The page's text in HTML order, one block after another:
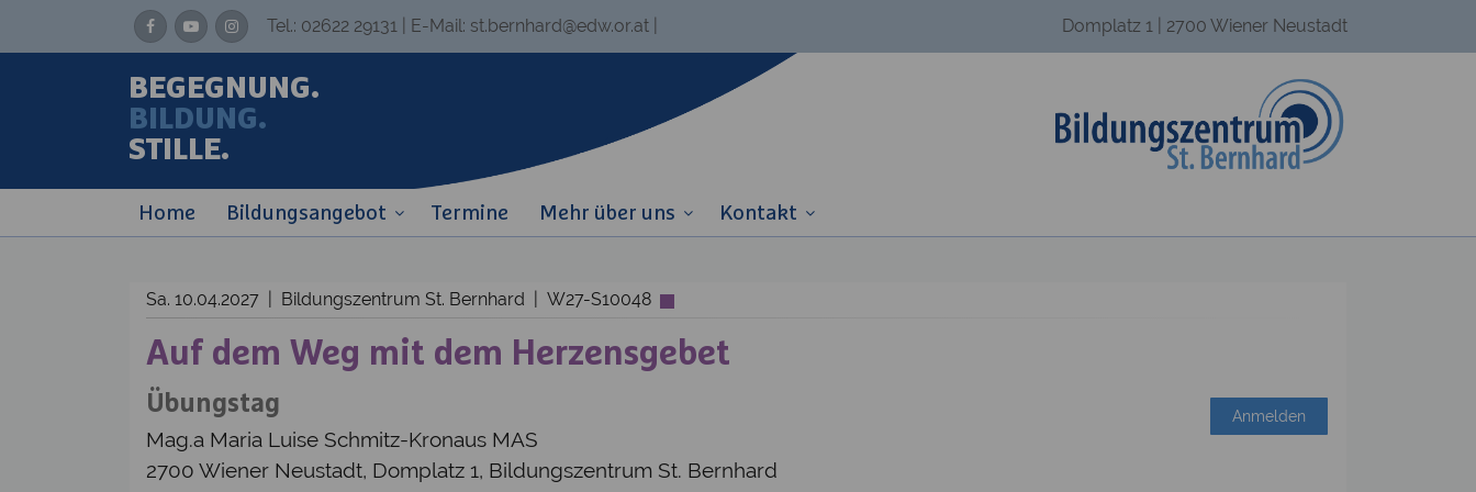
Tel.: 02622 29131 | E-Mail: st.bernhard@edw.or.at Domplatz 1 | 2700 Wiener Neustadt
BEGEGNUNG.
BILDUNG.
STILLE.
Home Bildungsangebot Termine Mehr über uns Kontakt
Sa. 10.04.2027 | Bildungszentrum St. Bernhard | W27-S10048
Auf dem Weg mit dem Herzensgebet
Übungstag
Mag.a Maria Luise Schmitz-Kronaus MAS
2700 Wiener Neustadt, Domplatz 1, Bildungszentrum St. Bernhard
Anmelden